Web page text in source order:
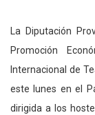
La Diputación
Promoción
Internacional de
este lunes en el
dirigida a los